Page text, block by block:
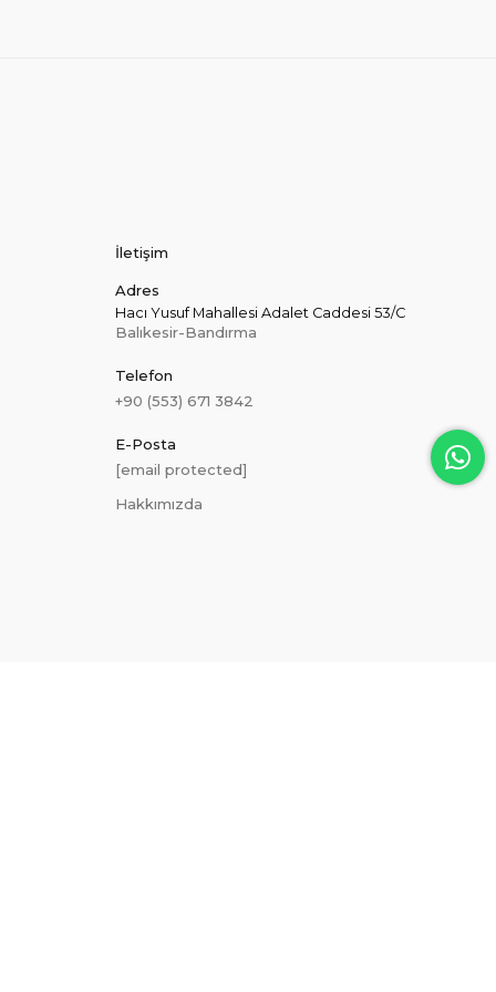
İletişim
Adres
Hacı Yusuf Mahallesi Adalet Caddesi 53/C
Balıkesir-Bandırma
Telefon
+90 (553) 671 3842
E-Posta
[email protected]
Hakkımızda